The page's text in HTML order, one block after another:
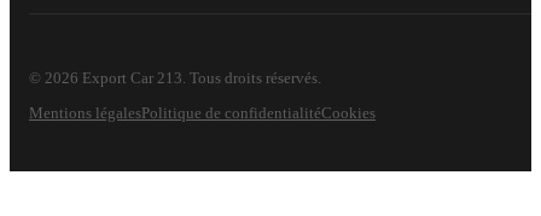
© 2026 Export Car 213. Tous droits réservés.
Mentions légalesPolitique de confidentialitéCookies